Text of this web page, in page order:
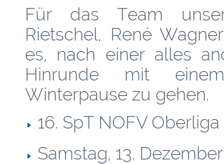
Für das Team
Rietschel, René
es, nach einer alles
Hinrunde mit
Winterpause zu gehen.
16. SpT NOFV
Samstag, 13.